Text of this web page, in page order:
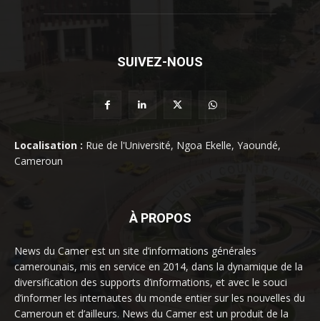
SUIVEZ-NOUS
Localisation : Rue de l'Université, Ngoa Ekelle, Yaoundé,
Cameroun
À PROPOS
News du Camer est un site d’informations générales
camerounais, mis en service en 2014, dans la dynamique de la
diversification des supports d’informations, et avec le souci
d’informer les internautes du monde entier sur les nouvelles du
Cameroun et d’ailleurs. News du Camer est un produit de la